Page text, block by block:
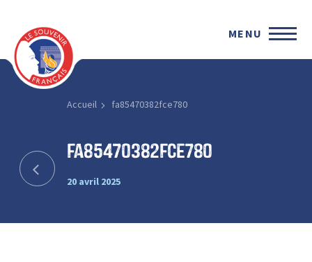
MENU
Accueil fa85470382fce780
fa85470382fce780
20 avril 2025